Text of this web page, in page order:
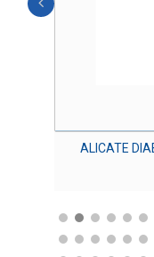
ALICATE